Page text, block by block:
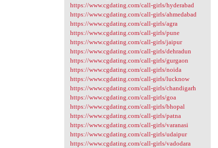
https://www.cgdating.com/call-girls/hyderabad
https://www.cgdating.com/call-girls/ahmedabad
https://www.cgdating.com/call-girls/agra
https://www.cgdating.com/call-girls/pune
https://www.cgdating.com/call-girls/jaipur
https://www.cgdating.com/call-girls/dehradun
https://www.cgdating.com/call-girls/gurgaon
https://www.cgdating.com/call-girls/noida
https://www.cgdating.com/call-girls/lucknow
https://www.cgdating.com/call-girls/chandigarh
https://www.cgdating.com/call-girls/goa
https://www.cgdating.com/call-girls/bhopal
https://www.cgdating.com/call-girls/patna
https://www.cgdating.com/call-girls/varanasi
https://www.cgdating.com/call-girls/udaipur
https://www.cgdating.com/call-girls/vadodara